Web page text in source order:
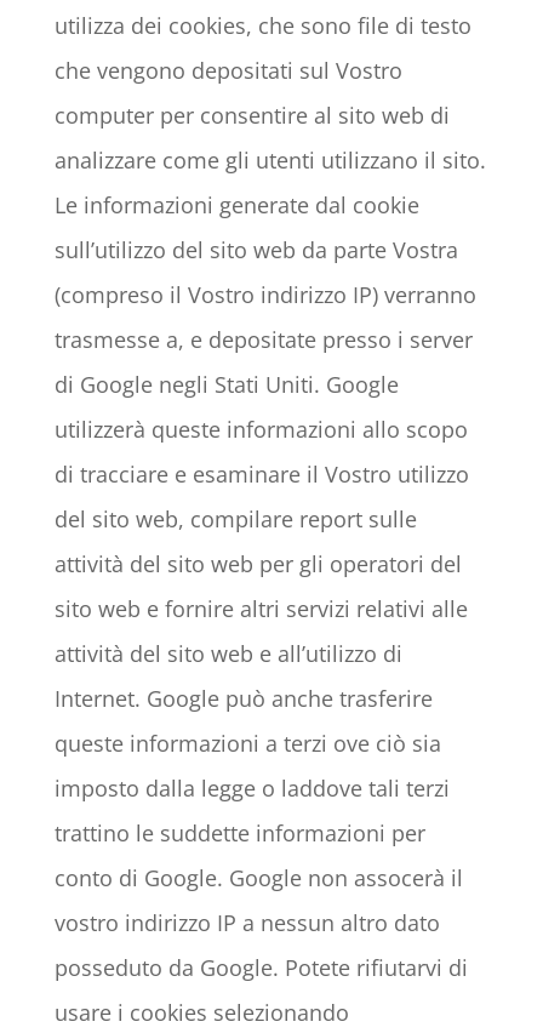
utilizza dei cookies, che sono file di testo
che vengono depositati sul Vostro
computer per consentire al sito web di
analizzare come gli utenti utilizzano il sito.
Le informazioni generate dal cookie
sull’utilizzo del sito web da parte Vostra
(compreso il Vostro indirizzo IP) verranno
trasmesse a, e depositate presso i server
di Google negli Stati Uniti. Google
utilizzerà queste informazioni allo scopo
di tracciare e esaminare il Vostro utilizzo
del sito web, compilare report sulle
attività del sito web per gli operatori del
sito web e fornire altri servizi relativi alle
attività del sito web e all’utilizzo di
Internet. Google può anche trasferire
queste informazioni a terzi ove ciò sia
imposto dalla legge o laddove tali terzi
trattino le suddette informazioni per
conto di Google. Google non assocerà il
vostro indirizzo IP a nessun altro dato
posseduto da Google. Potete rifiutarvi di
usare i cookies selezionando